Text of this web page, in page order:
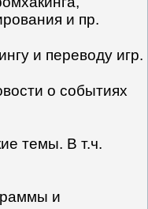
и пр.
и переводу игр.
о событиях
темы. В т.ч.
и